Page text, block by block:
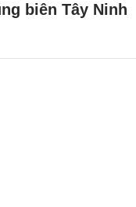
biên Tây Ninh